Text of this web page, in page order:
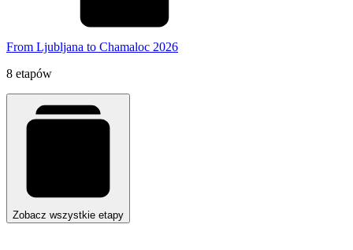
From Ljubljana to Chamaloc 2026
8 etapów
Zobacz wszystkie etapy